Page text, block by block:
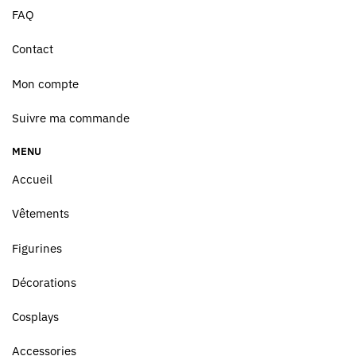
FAQ
Contact
Mon compte
Suivre ma commande
MENU
Accueil
Vêtements
Figurines
Décorations
Cosplays
Accessories